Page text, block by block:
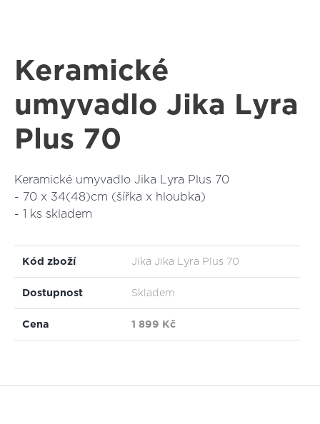
Keramické
umyvadlo Jika Lyra
Plus 70
Keramické umyvadlo Jika Lyra Plus 70
- 70 x 34(48)cm (šířka x hloubka)
- 1 ks skladem
Kód zboží Jika Jika Lyra Plus 70
Dostupnost Skladem
Cena 1 899 Kč